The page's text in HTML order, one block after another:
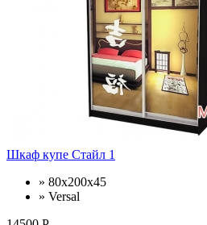
Шкаф купе Стайл 1
» 80х200х45
» Versal